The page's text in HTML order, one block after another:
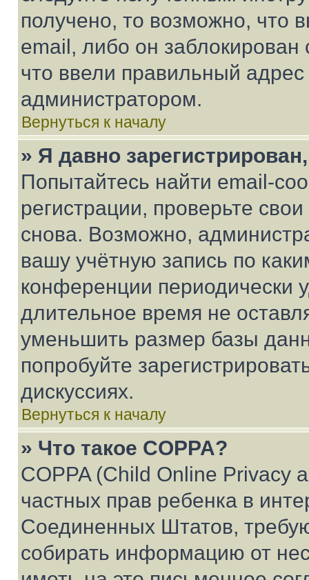
получено, то возможно, что
email, либо он
что ввели правильный адрес
администратором.
Вернуться к началу
» Я давно
Попытайтесь найти email-
регистрации, проверьте
снова. Возможно,
вашу учётную запись по
конференции периодически
длительное время не
уменьшить размер базы
попробуйте
дискуссиях.
Вернуться к началу
» Что такое COPPA?
COPPA (Child Online Privacy
частных прав ребенка в
Соединенных Штатов,
собирать информацию от